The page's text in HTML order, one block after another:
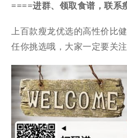
====进群、领取食谱，联系
上百款瘦龙优选的高性价比
任你挑选哦，大家一定要关